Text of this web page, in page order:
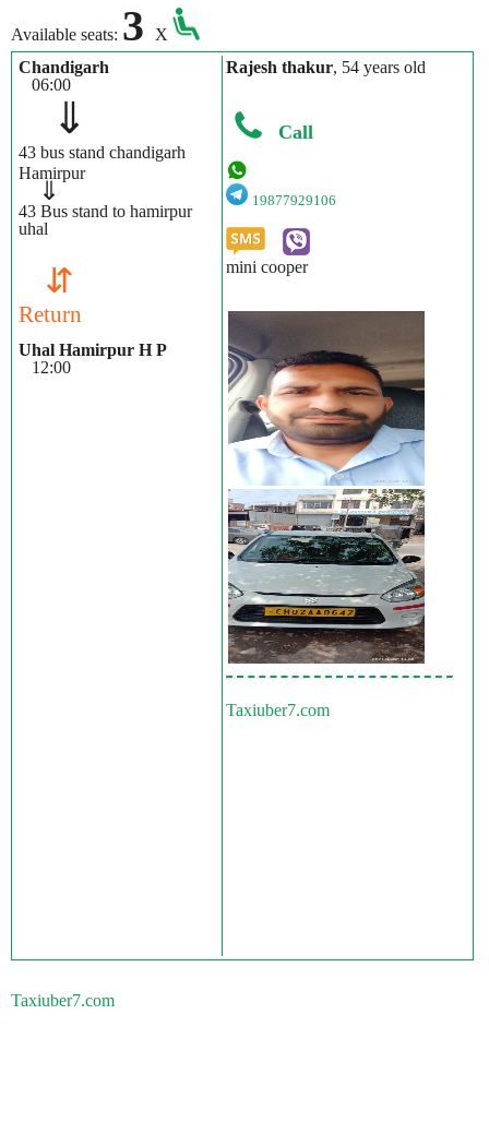
Available seats: 3
X
Chandigarh
06:00
⇓
43 bus stand chandigarh
Hamirpur
⇓
43 Bus stand to hamirpur
uhal
⇵
Return
Uhal Hamirpur H P
12:00
Rajesh thakur, 54 years old
Call
19877929106
mini cooper
Taxiuber7.com
Taxiuber7.com